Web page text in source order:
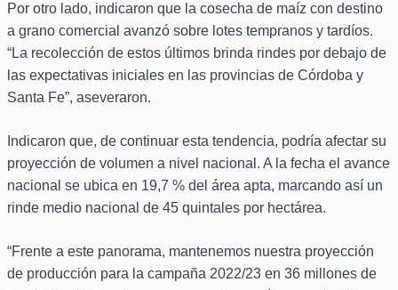
Por otro lado, indicaron que la cosecha de maíz con destino
a grano comercial avanzó sobre lotes tempranos y tardíos.
“La recolección de estos últimos brinda rindes por debajo de
las expectativas iniciales en las provincias de Córdoba y
Santa Fe”, aseveraron.
Indicaron que, de continuar esta tendencia, podría afectar su
proyección de volumen a nivel nacional. A la fecha el avance
nacional se ubica en 19,7 % del área apta, marcando así un
rinde medio nacional de 45 quintales por hectárea.
“Frente a este panorama, mantenemos nuestra proyección
de producción para la campaña 2022/23 en 36 millones de